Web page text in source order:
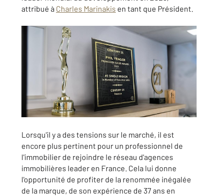
attribué à Charles Marinakis en tant que Président.
Lorsqu'il y a des tensions sur le marché, il est
encore plus pertinent pour un professionnel de
l'immobilier de rejoindre le réseau d'agences
immobilières leader en France. Cela lui donne
l'opportunité de profiter de la renommée inégalée
de la marque, de son expérience de 37 ans en